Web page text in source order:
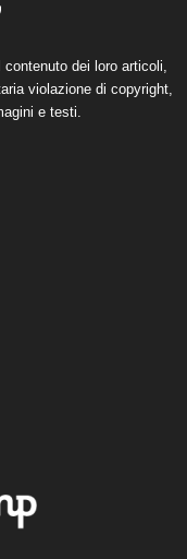
dei loro articoli,
violazione di copyright,
e testi.